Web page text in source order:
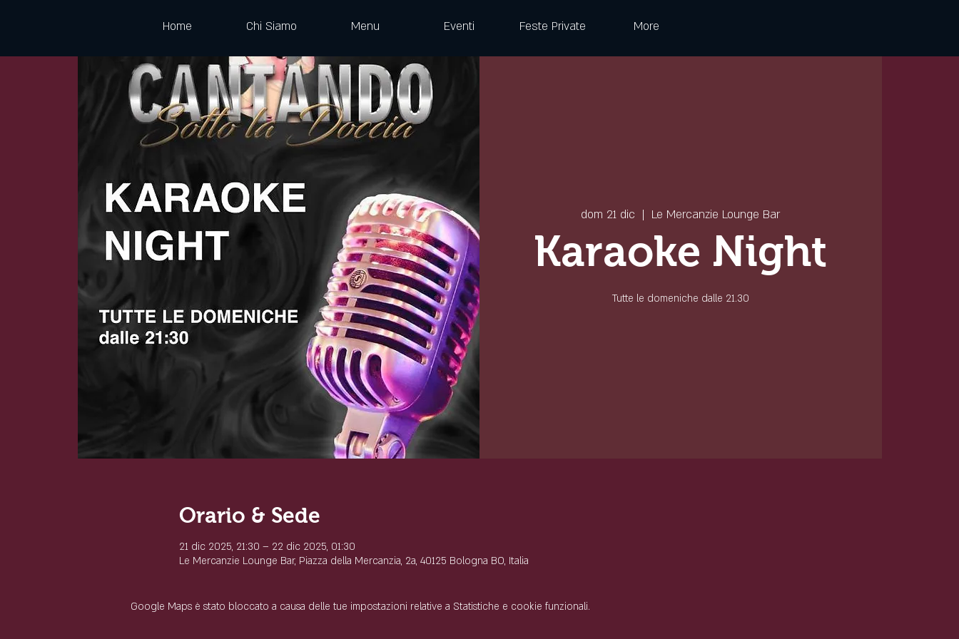
Home Chi Siamo Menu Eventi Feste Private More
dom 21 dic
  |
Le Mercanzie Lounge Bar
Karaoke Night
Tutte le domeniche dalle 21.30
Orario & Sede
21 dic 2025, 21:30 – 22 dic 2025, 01:30
Le Mercanzie Lounge Bar, Piazza della Mercanzia, 2a, 40125 Bologna BO, Italia
Google Maps è stato bloccato a causa delle tue impostazioni relative a Statistiche e cookie funzionali.